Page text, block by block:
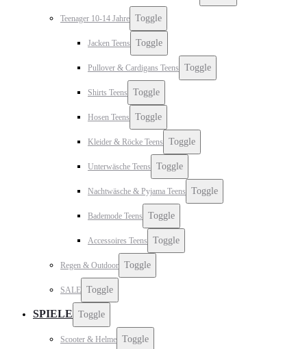
Teenager 10-14 Jahre Toggle
Jacken Teens Toggle
Pullover & Cardigans Teens Toggle
Shirts Teens Toggle
Hosen Teens Toggle
Kleider & Röcke Teens Toggle
Unterwäsche Teens Toggle
Nachtwäsche & Pyjama Teens Toggle
Bademode Teens Toggle
Accessoires Teens Toggle
Regen & Outdoor Toggle
SALE Toggle
SPIELE Toggle
Scooter & Helme Toggle